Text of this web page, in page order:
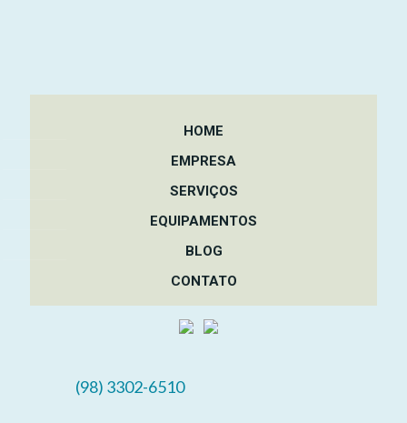
HOME
EMPRESA
SERVIÇOS
EQUIPAMENTOS
BLOG
CONTATO
(98) 3302-6510